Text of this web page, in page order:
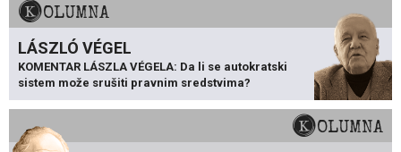
KOLUMNA
LÁSZLÓ VÉGEL
KOMENTAR LÁSZLA VÉGELA: Da li se autokratski
sistem može srušiti pravnim sredstvima?
KOLUMNA